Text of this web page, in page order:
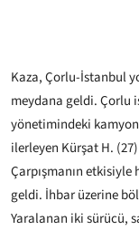
Kaza, Çorlu-İstanbul
meydana geldi. Çorlu
yönetimindeki
ilerleyen Kürşat H.
Çarpışmanın
geldi. İhbar üzerine
Yaralanan iki sürücü,